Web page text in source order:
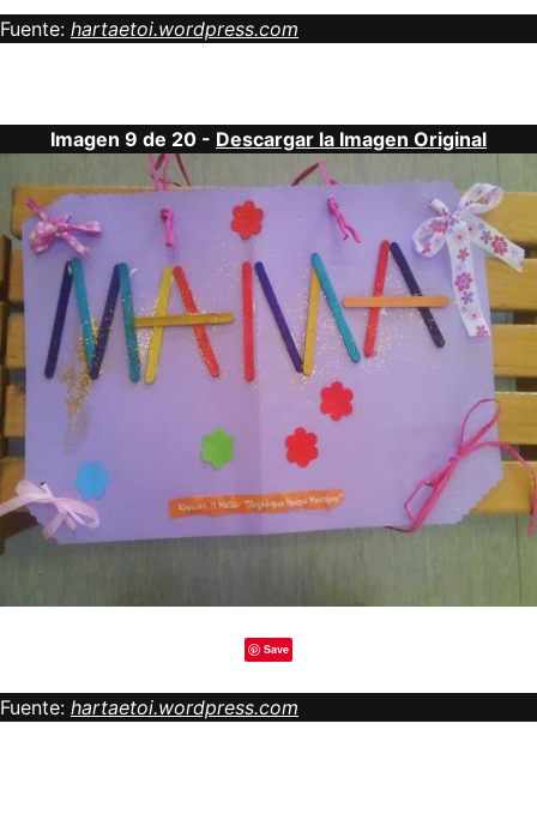
Fuente: hartaetoi.wordpress.com
Imagen 9 de 20 - Descargar la Imagen Original
Save
Fuente: hartaetoi.wordpress.com